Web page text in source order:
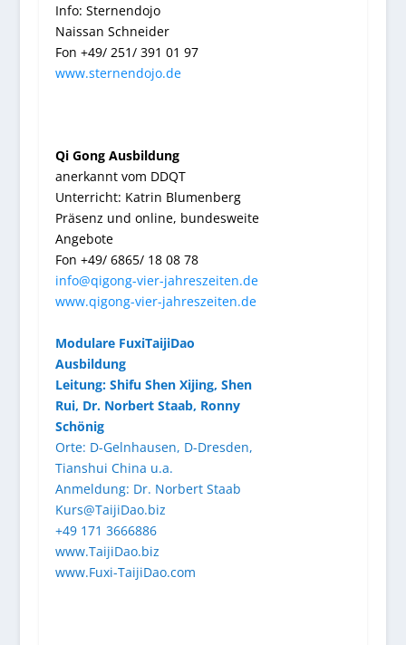
Info: Sternendojo
Naissan Schneider
Fon +49/ 251/ 391 01 97
www.sternendojo.de
Qi Gong Ausbildung
anerkannt vom DDQT
Unterricht: Katrin Blumenberg
Präsenz und online, bundesweite
Angebote
Fon +49/ 6865/ 18 08 78
info@qigong-vier-jahreszeiten.de
www.qigong-vier-jahreszeiten.de
Modulare FuxiTaijiDao
Ausbildung
Leitung: Shifu Shen Xijing, Shen
Rui, Dr. Norbert Staab, Ronny
Schönig
Orte: D-Gelnhausen, D-Dresden,
Tianshui China u.a.
Anmeldung: Dr. Norbert Staab
Kurs@TaijiDao.biz
+49 171 3666886
www.TaijiDao.biz
www.Fuxi-TaijiDao.com